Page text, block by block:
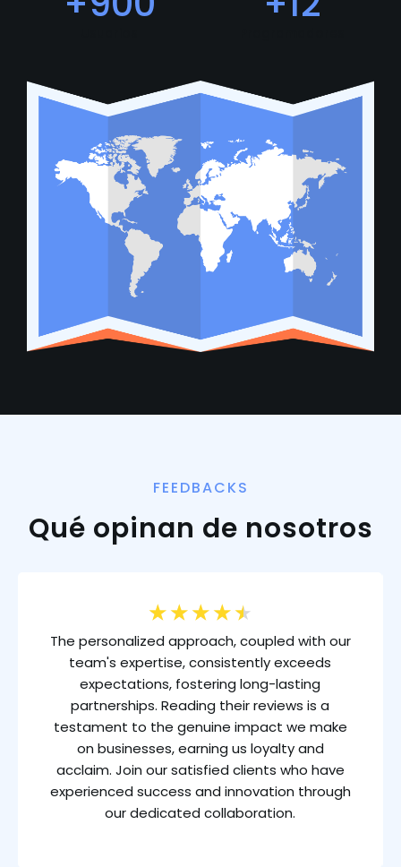
FEEDBACKS
Qué opinan de nosotros
★ ★ ★ ★ ★
The personalized approach, coupled with our
team's expertise, consistently exceeds
expectations, fostering long-lasting
partnerships. Reading their reviews is a
testament to the genuine impact we make
on businesses, earning us loyalty and
acclaim. Join our satisfied clients who have
experienced success and innovation through
our dedicated collaboration.